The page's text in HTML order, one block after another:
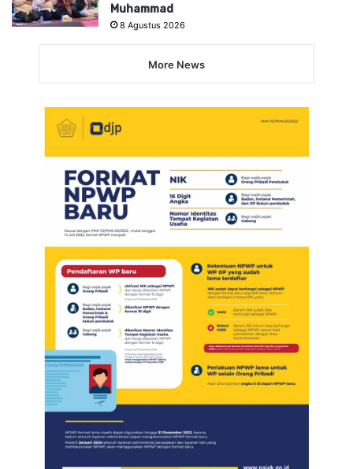
Muhammad
8 Agustus 2026
More News